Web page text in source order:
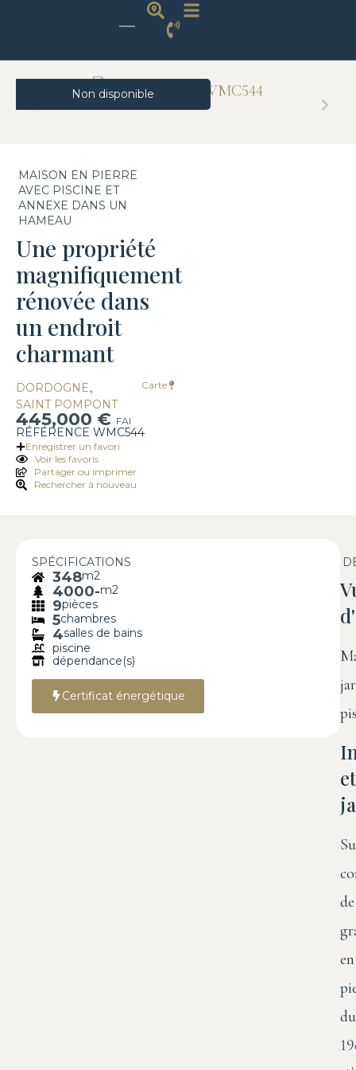
Non disponible
MAISON EN PIERRE
AVEC PISCINE ET
ANNEXE DANS UN
HAMEAU
Une propriété
magnifiquement
rénovée dans
un endroit
charmant
DORDOGNE,
SAINT POMPONT
Carte
445,000 € FAI
RÉFÉRENCE WMC544
Enregistrer un favori
Partager ou imprimer
Voir les favoris
Rechercher à nouveau
et
de
en
du
SPÉCIFICATIONS
348m2
4000-m2
9pièces
5chambres
4salles de bains
piscine
dépendance(s)
Certificat énergétique